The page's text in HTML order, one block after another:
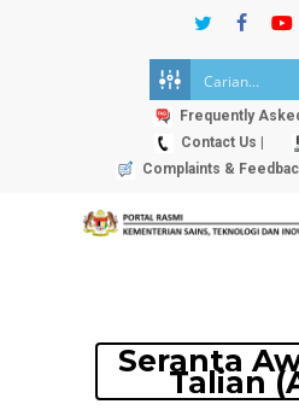
twitterfacebook
Frequently
Contact Us |
Complaints &
Seranta
Talian